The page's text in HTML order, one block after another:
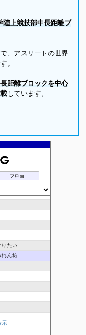
陸上競技部中長距離ブ
、アスリートの世界
。
距離ブロックを中心
しています。
ブロ画
りたい
れん坊
示